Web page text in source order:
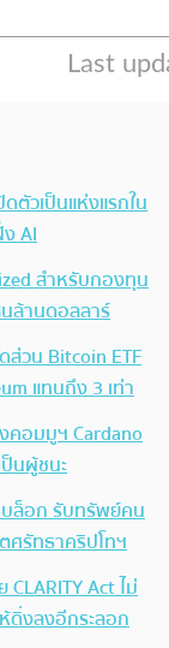
ตัวเป็นแห่งแรกใน
AI
สำหรับกองทุน
ล้านดอลลาร์
วน Bitcoin ETF
แทนถึง 3 เท่า
คอมมูฯ Cardano
นผู้ชนะ
บล็อก รับทรัพย์คน
ศรัทธาคริปโทฯ
Act ไม่
ดิ่งลงอีกระลอก